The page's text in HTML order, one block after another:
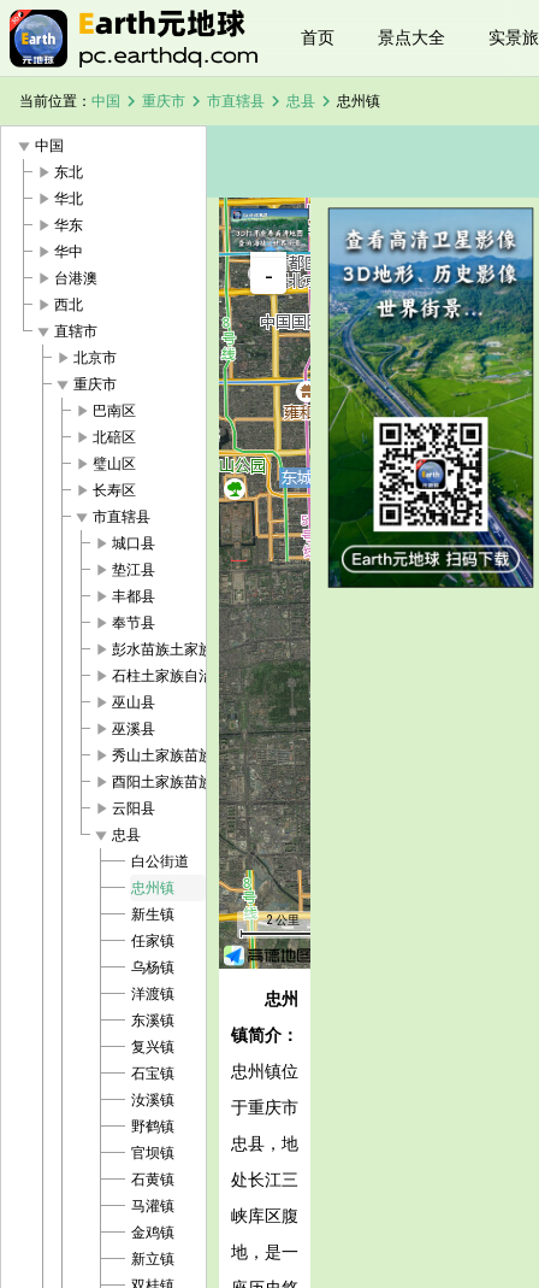
首页 景点大全 实景
当前位置： 中国 chevron_right 重庆市 chevron_right 市直辖县 chevron_right 忠县 chevron_right 忠州镇
play_arrow 中国
play_arrow 东北
play_arrow 华北
play_arrow 华东
play_arrow 华中
play_arrow 台港澳
play_arrow 西北
play_arrow 直辖市
play_arrow 北京市
play_arrow 重庆市
play_arrow 巴南区
play_arrow 北碚区
play_arrow 璧山区
play_arrow 长寿区
play_arrow 市直辖县
play_arrow 城口县
play_arrow 垫江县
play_arrow 丰都县
play_arrow 奉节县
play_arrow 彭水苗族土家族自治县
play_arrow 石柱土家族自治县
play_arrow 巫山县
play_arrow 巫溪县
play_arrow 秀山土家族苗族自治县
play_arrow 酉阳土家族苗族自治县
play_arrow 云阳县
play_arrow 忠县
白公街道
忠州镇
新生镇
任家镇
乌杨镇
洋渡镇
东溪镇
复兴镇
石宝镇
汝溪镇
野鹤镇
官坝镇
石黄镇
马灌镇
金鸡镇
新立镇
忠州镇卫星
地图
加载中，请
稍候...
2 公里
+
-
忠州
镇简介：
忠州镇位
于重庆市
忠县，地
处长江三
峡库区腹
地，是一